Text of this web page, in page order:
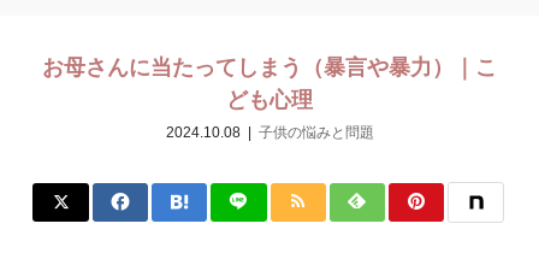
お母さんに当たってしまう（暴言や暴力）｜こ
ども心理
2024.10.08 子供の悩みと問題